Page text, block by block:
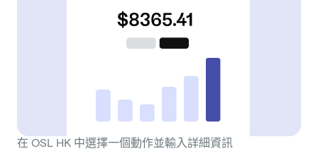
在 OSL HK 中選擇一個動作並輸入詳細資訊